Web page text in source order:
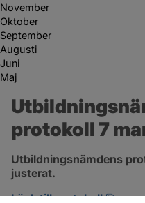
November
Oktober
September
Augusti
Juni
Maj
protokoll 7
Utbildningsnämdens
justerat.
Länk till protokoll
pdf,